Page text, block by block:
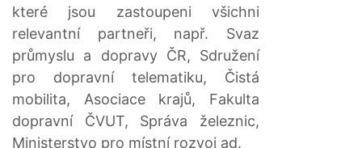
které jsou zastoupeni všichni
relevantní partneři, např. Svaz
průmyslu a dopravy ČR, Sdružení
pro dopravní telematiku, Čistá
mobilita, Asociace krajů, Fakulta
dopravní ČVUT, Správa železnic,
Ministerstvo pro místní rozvoj ad.